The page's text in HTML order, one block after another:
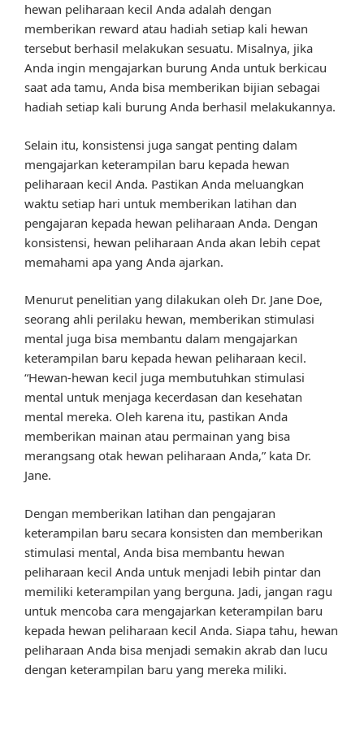
hewan peliharaan kecil Anda adalah dengan
memberikan reward atau hadiah setiap kali hewan
tersebut berhasil melakukan sesuatu. Misalnya, jika
Anda ingin mengajarkan burung Anda untuk berkicau
saat ada tamu, Anda bisa memberikan bijian sebagai
hadiah setiap kali burung Anda berhasil melakukannya.
Selain itu, konsistensi juga sangat penting dalam
mengajarkan keterampilan baru kepada hewan
peliharaan kecil Anda. Pastikan Anda meluangkan
waktu setiap hari untuk memberikan latihan dan
pengajaran kepada hewan peliharaan Anda. Dengan
konsistensi, hewan peliharaan Anda akan lebih cepat
memahami apa yang Anda ajarkan.
Menurut penelitian yang dilakukan oleh Dr. Jane Doe,
seorang ahli perilaku hewan, memberikan stimulasi
mental juga bisa membantu dalam mengajarkan
keterampilan baru kepada hewan peliharaan kecil.
“Hewan-hewan kecil juga membutuhkan stimulasi
mental untuk menjaga kecerdasan dan kesehatan
mental mereka. Oleh karena itu, pastikan Anda
memberikan mainan atau permainan yang bisa
merangsang otak hewan peliharaan Anda,” kata Dr.
Jane.
Dengan memberikan latihan dan pengajaran
keterampilan baru secara konsisten dan memberikan
stimulasi mental, Anda bisa membantu hewan
peliharaan kecil Anda untuk menjadi lebih pintar dan
memiliki keterampilan yang berguna. Jadi, jangan ragu
untuk mencoba cara mengajarkan keterampilan baru
kepada hewan peliharaan kecil Anda. Siapa tahu, hewan
peliharaan Anda bisa menjadi semakin akrab dan lucu
dengan keterampilan baru yang mereka miliki.